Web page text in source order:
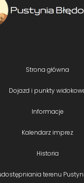
Strona główna
Dojazd i punkty
Informacje
Kalendarz imprez
Historia
terenu